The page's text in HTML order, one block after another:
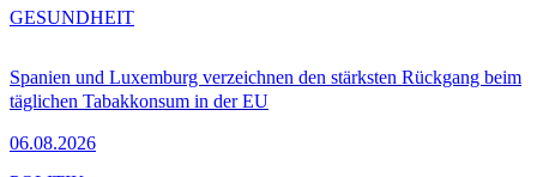
Spanien und Luxemburg verzeichnen den stärksten Rückgang beim
täglichen Tabakkonsum in der EU
06.08.2026
GESUNDHEIT